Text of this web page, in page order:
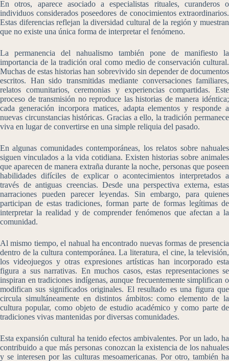
En otros, aparece asociado a especialistas rituales, curanderos o
individuos considerados poseedores de conocimientos extraordinarios.
Estas diferencias reflejan la diversidad cultural de la región y muestran
que no existe una única forma de interpretar el fenómeno.
La permanencia del nahualismo también pone de manifiesto la
importancia de la tradición oral como medio de conservación cultural.
Muchas de estas historias han sobrevivido sin depender de documentos
escritos. Han sido transmitidas mediante conversaciones familiares,
relatos comunitarios, ceremonias y experiencias compartidas. Este
proceso de transmisión no reproduce las historias de manera idéntica;
cada generación incorpora matices, adapta elementos y responde a
nuevas circunstancias históricas. Gracias a ello, la tradición permanece
viva en lugar de convertirse en una simple reliquia del pasado.
En algunas comunidades contemporáneas, los relatos sobre nahuales
siguen vinculados a la vida cotidiana. Existen historias sobre animales
que aparecen de manera extraña durante la noche, personas que poseen
habilidades difíciles de explicar o acontecimientos interpretados a
través de antiguas creencias. Desde una perspectiva externa, estas
narraciones pueden parecer leyendas. Sin embargo, para quienes
participan de estas tradiciones, forman parte de formas legítimas de
interpretar la realidad y de comprender fenómenos que afectan a la
comunidad.
Al mismo tiempo, el nahual ha encontrado nuevas formas de presencia
dentro de la cultura contemporánea. La literatura, el cine, la televisión,
los videojuegos y otras expresiones artísticas han incorporado esta
figura a sus narrativas. En muchos casos, estas representaciones se
inspiran en tradiciones indígenas, aunque frecuentemente simplifican o
modifican sus significados originales. El resultado es una figura que
circula simultáneamente en distintos ámbitos: como elemento de la
cultura popular, como objeto de estudio académico y como parte de
tradiciones vivas mantenidas por diversas comunidades.
Esta expansión cultural ha tenido efectos ambivalentes. Por un lado, ha
contribuido a que más personas conozcan la existencia de los nahuales
y se interesen por las culturas mesoamericanas. Por otro, también ha